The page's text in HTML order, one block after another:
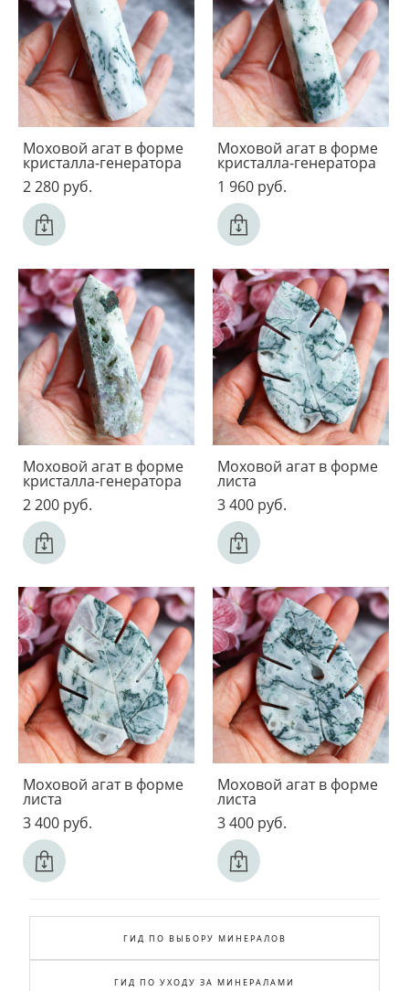
Моховой агат в форме
кристалла-генератора
2 280 pуб.
Моховой агат в форме
кристалла-генератора
1 960 pуб.
Моховой агат в форме
кристалла-генератора
2 200 pуб.
Моховой агат в форме
листа
3 400 pуб.
Моховой агат в форме
листа
3 400 pуб.
Моховой агат в форме
листа
3 400 pуб.
ГИД ПО ВЫБОРУ МИНЕРАЛОВ
ГИД ПО УХОДУ ЗА МИНЕРАЛАМИ